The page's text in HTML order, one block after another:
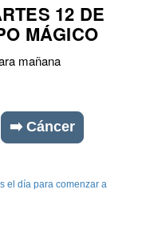
12 DE
MÁGICO
mañana
➡️ Cáncer
el día para comenzar a